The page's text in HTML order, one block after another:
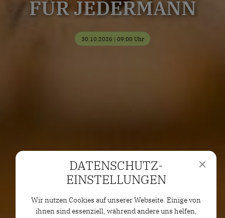
FÜR JEDERMANN
30.10.2026 | 09:00 Uhr
DATENSCHUTZ­
EINSTELLUNGEN
Wir nutzen Cookies auf unserer Webseite. Einige von
ihnen sind essenziell, während andere uns helfen,